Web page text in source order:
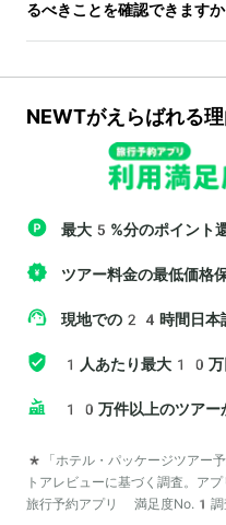
るべきことを確認できますか
NEWTがえらばれる
最大5%分のポイント
ツアー料金の最低価格
現地での24時間日本
1人あたり最大10万
10万件以上のツアー
*「ホテル・パッケージツアー
トアレビューに基づく調査
旅行予約アプリ 満足度No.1調